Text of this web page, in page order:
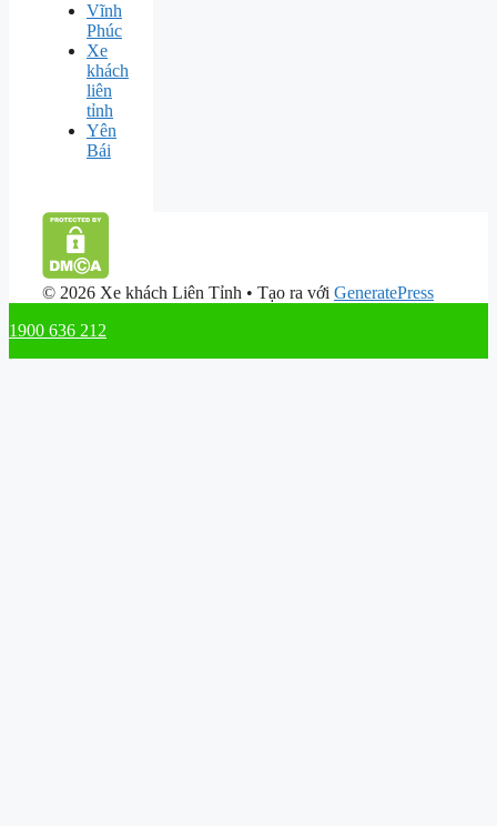
Vĩnh
Phúc
Xe
khách
liên
tỉnh
Yên
Bái
© 2026 Xe khách Liên Tỉnh • Tạo ra với GeneratePress
1900 636 212